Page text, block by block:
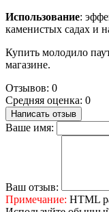
Использование:
каменистых садах и
Купить молодило
магазине.
Отзывов: 0
Средняя оценка: 0
Написать отзыв
Ваше имя:
Ваш отзыв:
Примечание: HTML